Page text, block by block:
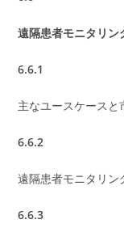
遠隔患者モニタリン
6.6.1
主なユースケースと
6.6.2
遠隔患者モニタリン
6.6.3